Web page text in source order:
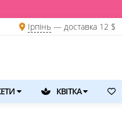
Ірпінь — доставка 12 $
КВІТКА